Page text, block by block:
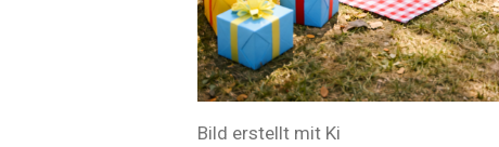
Bild erstellt mit Ki